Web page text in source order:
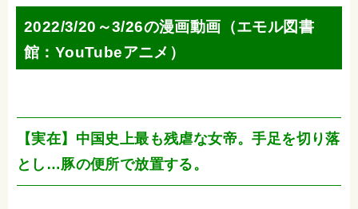
2022/3/20～3/26の漫画動画（エモル図書
館：YouTubeアニメ）
【実在】中国史上最も残虐な女帝。手足を切り落
とし…豚の便所で放置する。